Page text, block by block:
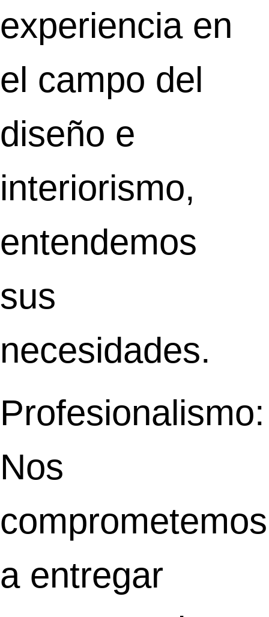
experiencia en
el campo del
diseño e
interiorismo,
entendemos
sus
necesidades.
Profesionalismo:
Nos
comprometemos
a entregar